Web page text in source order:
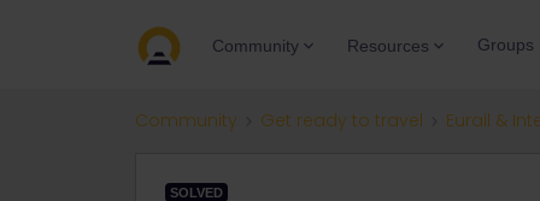
Community Resources Groups
Community Get ready to travel Eurail &
SOLVED